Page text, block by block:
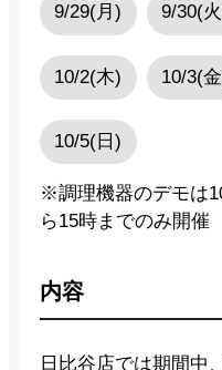
9/29(月) 9/30(
10/2(木) 10/3(
10/5(日)
※調理機器のデモは
ら15時までのみ開催
内容
日比谷店では期間中